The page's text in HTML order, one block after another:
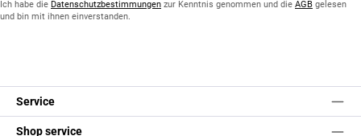
Ich habe die Datenschutzbestimmungen zur Kenntnis genommen und die AGB gelesen
und bin mit ihnen einverstanden.
Service
Shop service